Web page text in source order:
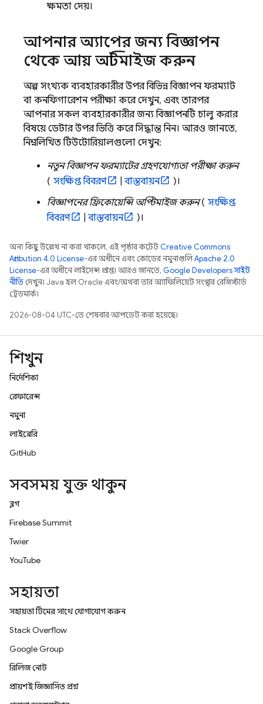
ক্ষমতা দেয়।
আপনার অ্যাপের জন্য বিজ্ঞাপন
থেকে আয় অপ্টিমাইজ করুন
অল্প সংখ্যক ব্যবহারকারীর উপর বিভিন্ন বিজ্ঞাপন ফরম্যাট
বা কনফিগারেশন পরীক্ষা করে দেখুন, এবং তারপর
আপনার সকল ব্যবহারকারীর জন্য বিজ্ঞাপনটি চালু করার
বিষয়ে ডেটার উপর ভিত্তি করে সিদ্ধান্ত নিন। আরও জানতে,
নিম্নলিখিত টিউটোরিয়ালগুলো দেখুন:
নতুন বিজ্ঞাপন ফরম্যাটের গ্রহণযোগ্যতা পরীক্ষা করুন
( সংক্ষিপ্ত বিবরণ |বাস্তবায়ন
)।
বিজ্ঞাপনের ফ্রিকোয়েন্সি অপ্টিমাইজ করুন( সংক্ষিপ্ত
বিবরণ
|বাস্তবায়ন )।
অন্য কিছু উল্লেখ না করা থাকলে, এই পৃষ্ঠার কন্টেন্টCreative Commons
Attribution 4.0 License-এর অধীনে এবং কোডের নমুনাগুলিApache 2.0
License-এর অধীনে লাইসেন্স প্রাপ্ত। আরও জানতে,Google Developers সাইট
নীতি দেখুন। Java হল Oracle এবং/অথবা তার অ্যাফিলিয়েট সংস্থার রেজিস্টার্ড
ট্রেডমার্ক।
2026-08-04 UTC-তে শেষবার আপডেট করা হয়েছে।
শিখুন
নির্দেশিকা
রেফারেন্স
নমুনা
লাইব্রেরি
GitHub
সবসময় যুক্ত থাকুন
ব্লগ
Firebase Summit
Twitter
YouTube
সহায়তা
সহায়তা টিমের সাথে যোগাযোগ করুন
Stack Overflow
Google Group
রিলিজ নোট
প্রায়শই জিজ্ঞাসিত প্রশ্ন